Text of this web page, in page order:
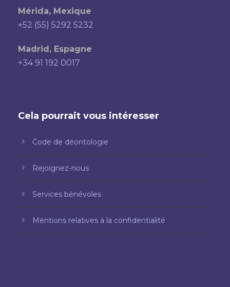
Mérida, Mexique
+52 (55) 5292 5232
Madrid, Espagne
+34 91 192 0017
Cela pourrait vous intéresser
Code de déontologie
Rejoignez-nous
Services bénévoles
Mentions relatives à la confidentialité